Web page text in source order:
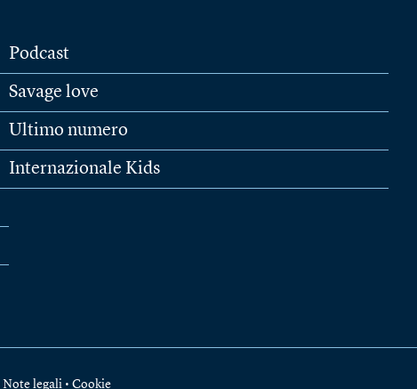
Podcast
Savage love
Ultimo numero
Internazionale Kids
Note legali • Cookie